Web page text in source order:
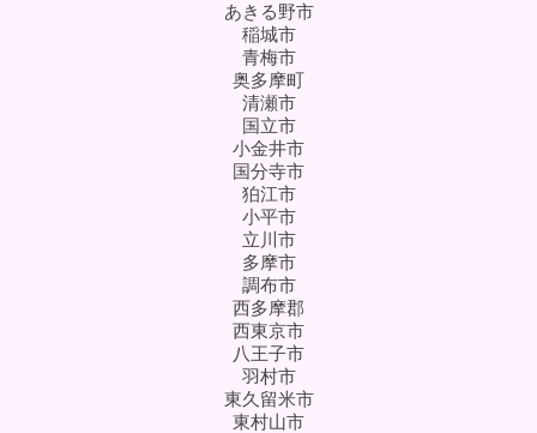
あきる野市
稲城市
青梅市
奥多摩町
清瀬市
国立市
小金井市
国分寺市
狛江市
小平市
立川市
多摩市
調布市
西多摩郡
西東京市
八王子市
羽村市
東久留米市
東村山市